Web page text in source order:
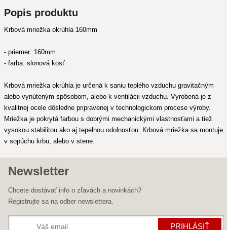
Popis produktu
Krbová mriežka okrúhla 160mm
- priemer: 160mm
- farba: slonová kosť
Krbová mriežka okrúhla je určená k saniu teplého vzduchu gravitačným
alebo vynúteným spôsobom, alebo k ventilácii vzduchu. Vyrobená je z
kvalitnej ocele dôsledne pripravenej v technologickom procese výroby.
Mriežka je pokrytá farbou s dobrými mechanickými vlastnosťami a tiež
vysokou stabilitou ako aj tepelnou odolnosťou. Krbová mriežka sa montuje
v sopúchu krbu, alebo v stene.
Newsletter
Chcete dostávať info o zľavách a novinkách?
Registrujte sa na odber newslettera.
PRIHLÁSIŤ